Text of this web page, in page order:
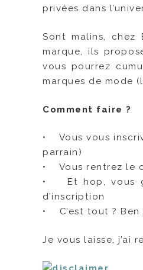
privées dans
Sont malins, chez
marque, ils
vous pourrez
marques de mode
Comment faire ?
• Vous vous
parrain)
• Vous rentrez le
• Et hop, vous
d’inscription
• C’est tout ? Ben
Je vous laisse, j’ai